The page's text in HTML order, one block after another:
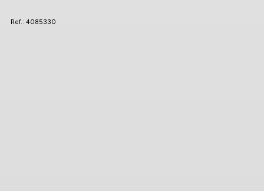
Ref.: 4085330